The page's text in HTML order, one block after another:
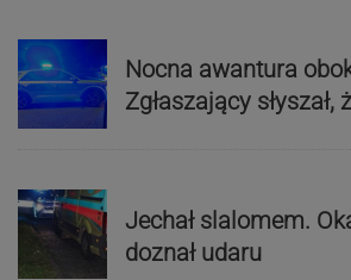
Nocna awantura
Zgłaszający
Jechał slalomem.
doznał udaru